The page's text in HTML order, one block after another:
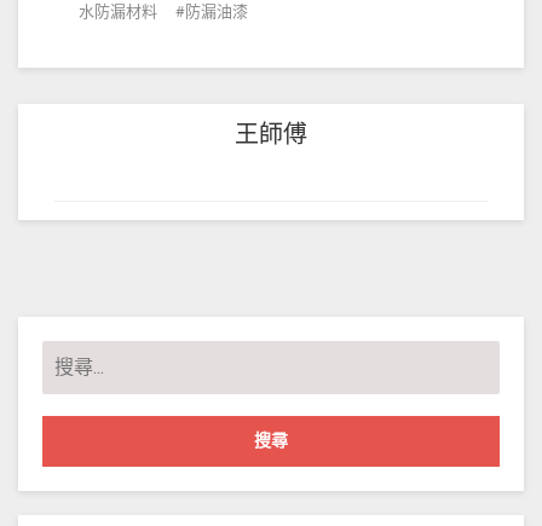
水防漏材料
防漏油漆
王師傅
搜
尋
關
字: